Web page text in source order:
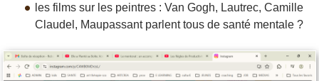
les films sur les peintres : Van Gogh, Lautrec, Camille
Claudel, Maupassant parlent tous de santé mentale ?